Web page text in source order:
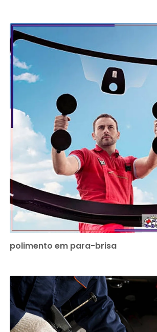
polimento em para-brisa